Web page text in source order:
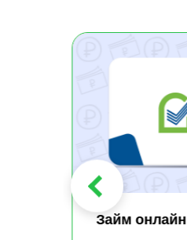
Займ онлайн